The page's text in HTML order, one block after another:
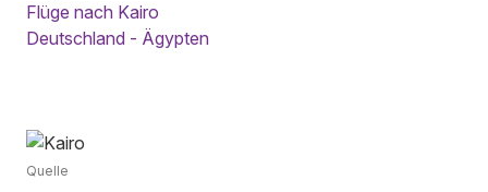
Flüge nach Kairo
Deutschland - Ägypten
Quelle